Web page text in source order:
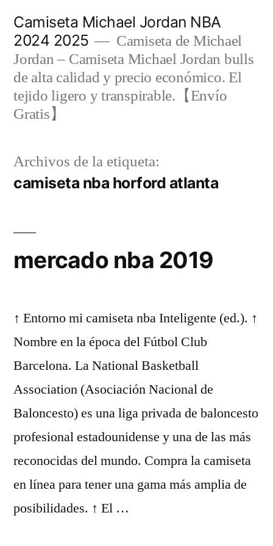
contenido
Camiseta Michael Jordan NBA
2024 2025
Camiseta de Michael
Jordan – Camiseta Michael Jordan bulls
de alta calidad y precio económico. El
tejido ligero y transpirable.【Envío
Gratis】
Archivos de la etiqueta:
camiseta nba horford atlanta
mercado nba 2019
↑ Entorno mi camiseta nba Inteligente (ed.). ↑
Nombre en la época del Fútbol Club
Barcelona. La National Basketball
Association (Asociación Nacional de
Baloncesto) es una liga privada de baloncesto
profesional estadounidense y una de las más
reconocidas del mundo. Compra la camiseta
en línea para tener una gama más amplia de
posibilidades. ↑ El …